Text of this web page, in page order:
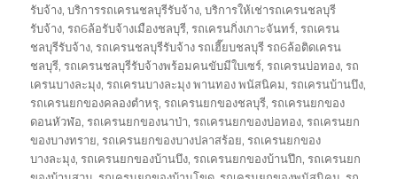
on
รับจ้าง,บริการรถเครนชลบุรีรับจ้าง,บริการให้เช่ารถเครนชลบุรี
รับจ้าง,รถ6ล้อรับจ้างเมืองชลบุรี,รถเครนกิ่งเกาะจันทร์,รถเครน
ชลบุรีรับจ้าง,รถเครนชลบุรีรับจ้าง รถเฮี๊ยบชลบุรี รถ6ล้อติดเครน
ชลบุรี,รถเครนชลบุรีรับจ้างพร้อมคนขับมีใบเซร์,รถเครนบ่อทอง,รถ
เครนบางละมุง,รถเครนบางละมุง พานทอง พนัสนิคม,รถเครนบ้านบึง,
รถเครนยกของคลองตำหรุ,รถเครนยกของชลบุรี,รถเครนยกของ
ดอนหัวฬ่อ,รถเครนยกของนาป่า,รถเครนยกของบ่อทอง,รถเครนยก
ของบางทราย,รถเครนยกของบางปลาสร้อย,รถเครนยกของ
บางละมุง,รถเครนยกของบ้านบึง,รถเครนยกของบ้านปึก,รถเครนยก